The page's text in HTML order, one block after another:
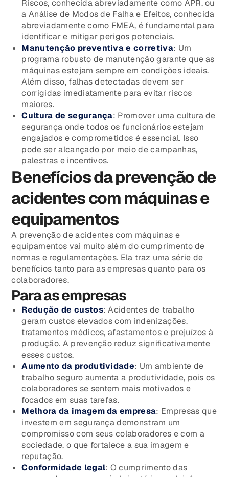
Riscos, conhecida abreviadamente como APR, ou
a Análise de Modos de Falha e Efeitos, conhecida
abreviadamente como FMEA, é fundamental para
identificar e mitigar perigos potenciais.
Manutenção preventiva e corretiva: Um
programa robusto de manutenção garante que as
máquinas estejam sempre em condições ideais.
Além disso, falhas detectadas devem ser
corrigidas imediatamente para evitar riscos
maiores.
Cultura de segurança: Promover uma cultura de
segurança onde todos os funcionários estejam
engajados e comprometidos é essencial. Isso
pode ser alcançado por meio de campanhas,
palestras e incentivos.
Benefícios da prevenção de
acidentes com máquinas e
equipamentos
A prevenção de acidentes com máquinas e
equipamentos vai muito além do cumprimento de
normas e regulamentações. Ela traz uma série de
benefícios tanto para as empresas quanto para os
colaboradores.
Para as empresas
Redução de custos: Acidentes de trabalho
geram custos elevados com indenizações,
tratamentos médicos, afastamentos e prejuízos à
produção. A prevenção reduz significativamente
esses custos.
Aumento da produtividade: Um ambiente de
trabalho seguro aumenta a produtividade, pois os
colaboradores se sentem mais motivados e
focados em suas tarefas.
Melhora da imagem da empresa: Empresas que
investem em segurança demonstram um
compromisso com seus colaboradores e com a
sociedade, o que fortalece a sua imagem e
reputação.
Conformidade legal: O cumprimento das